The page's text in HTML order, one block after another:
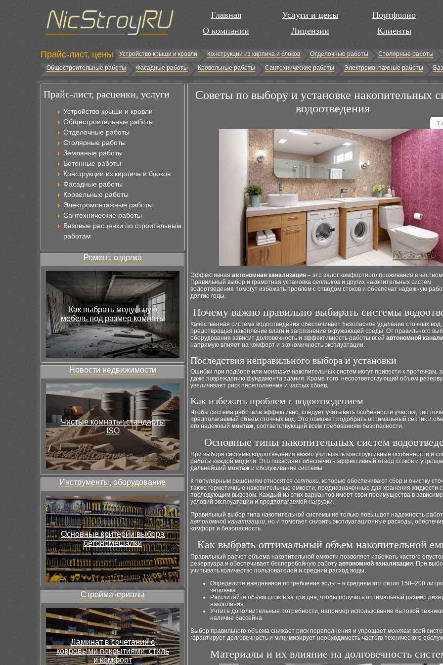
Главная
О компании
Услуги и цены
Лицензии
Портфолио
Клиенты
Прайс-лист, цены Устройство крыши и кровли Конструкции из кирпича и блоков Отделочные работы
Столярные работы
Общестроительные работы
Фасадные работы Кровельные работы Сантехнические работы Электромонтажные работы
Прайс-лист, расценки, услуги
Устройство крыши и кровли
Общестроительные работы
Отделочные работы
Столярные работы
Земляные работы
Бетонные работы
Конструкции из кирпича и блоков
Фасадные работы
Кровельные работы
Электромонтажные работы
Сантехнические работы
Базовые расценки по строительным
работам
Ремонт, отделка
Как выбрать модульную
мебель под размер комнаты
Новости недвижимости
Чистые комнаты: стандарты
ISO
Инструменты, оборудование
Основные критерии выбора
бетономешалки
Стройматериалы
Ламинат в сочетании с
ковровыми покрытиями: стиль
и комфорт
Советы по выбору и установке накопительных
водоотведения
Эффективная автономная канализация – это залог комфортного проживания в
Правильный выбор и грамотная установка септиков и других накопительных систем
водоотведения помогут избежать проблем с отводом стоков и обеспечат надежную
долгие годы.
Почему важно правильно выбирать системы
Качественная система водоотведения обеспечивает безопасное удаление сточных вод,
предотвращая накопление влаги и загрязнение окружающей среды. От правильного
оборудования зависит долговечность и эффективность работы всей автономной
напрямую влияет на комфорт и экономичность эксплуатации.
Последствия неправильного выбора и установки
Ошибки при подборе или монтаже накопительных систем могут привести к протечкам,
даже повреждению фундамента здания. Кроме того, несоответствующий объем
увеличивает риск переполнения и частых сбоев.
Как избежать проблем с водоотведением
Чтобы система работала эффективно, следует учитывать особенности участка, тип
предполагаемый объем сточных вод. Это поможет подобрать оптимальный септик и
его надежный монтаж, соответствующий всем требованиям безопасности.
Основные типы накопительных систем
При выборе системы водоотведения важно учитывать конструктивные особенности и
работы каждой модели. Это позволяет обеспечить эффективный отвод стоков и
дальнейший монтаж и обслуживание системы.
К популярным решениям относятся септики, которые обеспечивают сбор и очистку
также герметичные накопительные емкости, предназначенные для хранения жидкости с
последующим вывозом. Каждый из этих вариантов имеет свои преимущества в
условий эксплуатации и предполагаемой нагрузки.
Правильный выбор типа накопительной системы не только повышает надежность
автономной канализации, но и помогает снизить эксплуатационные расходы,
комфорт и безопасность.
Как выбрать оптимальный объем накопительной
Правильный расчет объема накопительной емкости позволяет избежать частого
резервуара и обеспечивает бесперебойную работу автономной канализации. При
учитывать количество пользователей и средний расход воды.
Определите ежедневное потребление воды – в среднем это около 150–200
человека.
Рассчитайте объем стоков за три дня, чтобы получить оптимальный размер
накопления.
Учтите дополнительные потребности, например использование бытовой
наличие бассейна.
Выбор правильного объема снижает риск переполнения и упрощает монтажвсей
гарантирует долговечность и минимизирует необходимость частого технического
Материалы и их влияние на долговечность